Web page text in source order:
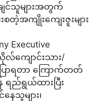
င်သူများအတွက်
တဲ့အကျိုးကျေးဇူးများ
Executive
လ်ကျောင်းသား/
ြောရတာ ကြောက်တတ်
ရည်ရွယ်ထားပြီး
ေသူများ၊